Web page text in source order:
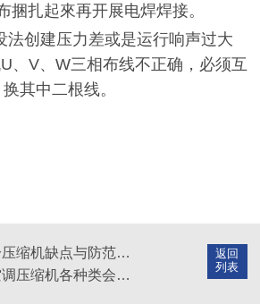
捆扎起來再开展电焊焊接。
法创建压力差或是运行响声过大
、V、W三相布线不正确，必须互
换其中二根线。
返回
列表
离心式制冷压缩机缺点与防范措施
分析汽车空调压缩机各种类会遇到的问题